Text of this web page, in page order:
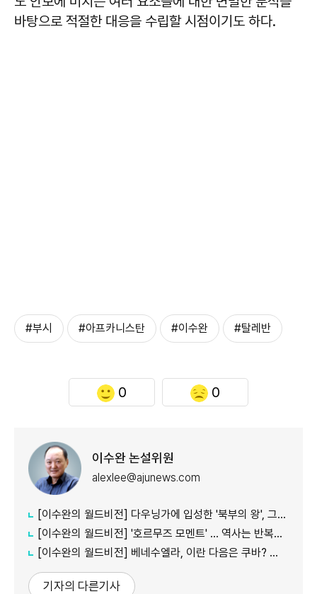
바탕으로 적절한 대응을 수립할 시점이기도 하다.
#부시 #아프카니스탄 #이수완 #탈레반
0 0
이수완 논설위원
alexlee@ajunews.com
[이수완의 월드비전] 다우닝가에 입성한 '북부의 왕', 그는 영국을 구할 수 있을까
[이수완의 월드비전] '호르무즈 모멘트' … 역사는 반복되는가
[이수완의 월드비전] 베네수엘라, 이란 다음은 쿠바? — 카리브해의 마지막 도미노
기자의 다른기사